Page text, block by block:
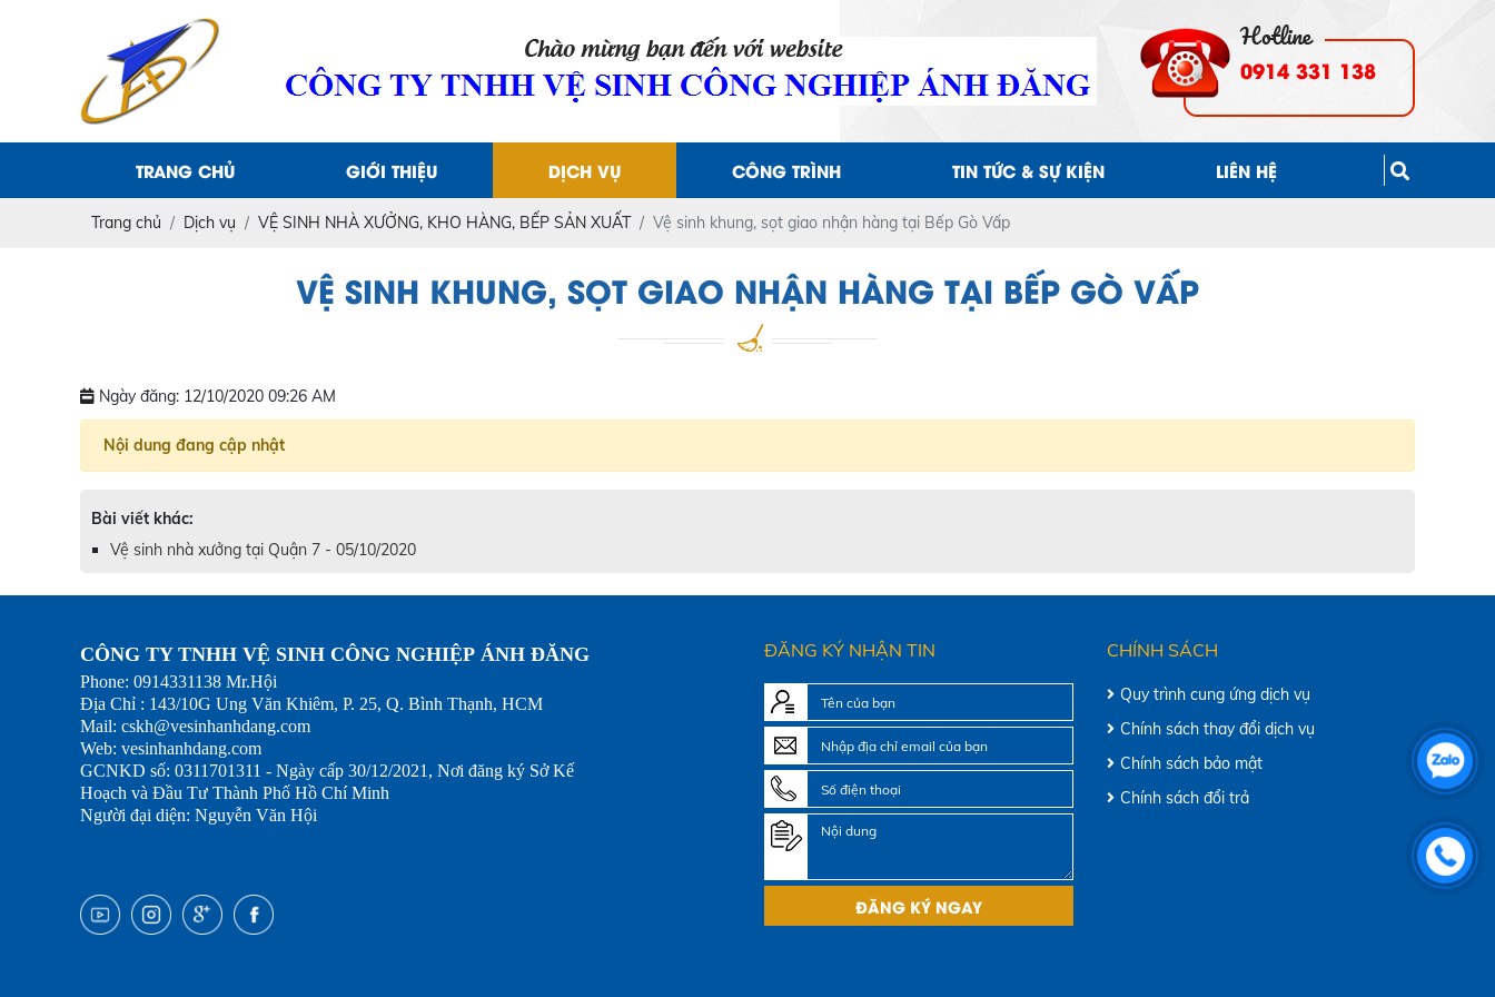
0914 331 138
TRANG CHỦ GIỚI THIỆU DỊCH VỤ CÔNG TRÌNH TIN TỨC & SỰ KIỆN LIÊN HỆ
Trang chủ Dịch vụ VỆ SINH NHÀ XƯỞNG, KHO HÀNG, BẾP SẢN XUẤT Vệ sinh khung, sọt giao nhận hàng tại Bếp Gò Vấp
VỆ SINH KHUNG, SỌT GIAO NHẬN HÀNG TẠI BẾP GÒ VẤP
Ngày đăng: 12/10/2020 09:26 AM
Nội dung đang cập nhật
Bài viết khác:
Vệ sinh nhà xưởng tại Quận 7 - 05/10/2020
CÔNG TY TNHH VỆ SINH CÔNG NGHIỆP ÁNH ĐĂNG
Phone: 0914331138 Mr.Hội
Địa Chỉ : 143/10G Ung Văn Khiêm, P. 25, Q. Bình Thạnh, HCM
Mail: cskh@vesinhanhdang.com
Web: vesinhanhdang.com
GCNKD số: 0311701311 - Ngày cấp 30/12/2021, Nơi đăng ký Sở Kế
Hoạch và Đầu Tư Thành Phố Hồ Chí Minh
Người đại diện: Nguyễn Văn Hội
ĐĂNG KÝ NHẬN TIN CHÍNH SÁCH
Quy trình cung ứng dịch vụ
Chính sách thay đổi dịch vụ
Chính sách bảo mật
Chính sách đổi trả